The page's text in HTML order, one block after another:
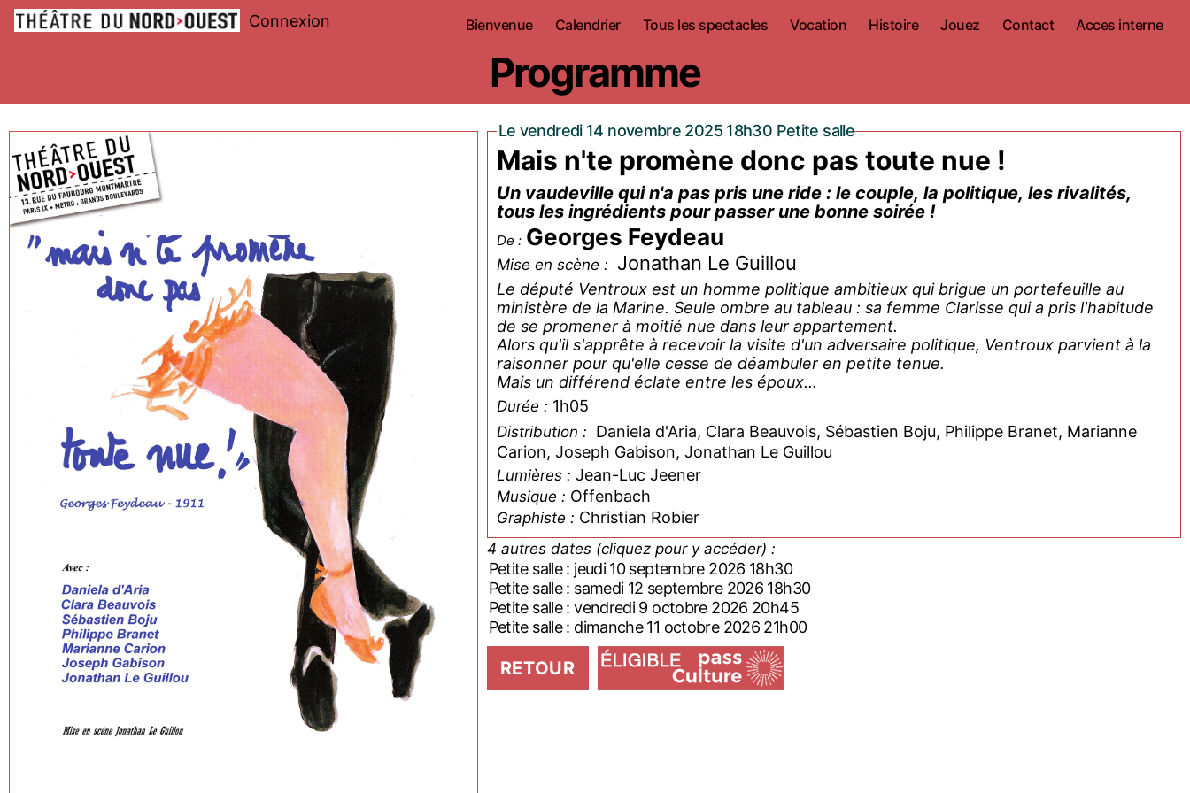
Connexion Bienvenue Calendrier Tous les spectacles Vocation Histoire Jouez Contact Acces interne
Programme
Le vendredi 14 novembre 2025 18h30 Petite salle
Mais n'te promène donc pas toute nue !
Un vaudeville qui n'a pas pris une ride : le couple, la politique, les rivalités,
tous les ingrédients pour passer une bonne soirée !
De : Georges Feydeau
Mise en scène : Jonathan Le Guillou
Le député Ventroux est un homme politique ambitieux qui brigue un portefeuille au
ministère de la Marine. Seule ombre au tableau : sa femme Clarisse qui a pris l'habitude
de se promener à moitié nue dans leur appartement.
Alors qu'il s'apprête à recevoir la visite d'un adversaire politique, Ventroux parvient à la
raisonner pour qu'elle cesse de déambuler en petite tenue.
Mais un différend éclate entre les époux...
Durée : 1h05
Distribution : Daniela d'Aria, Clara Beauvois, Sébastien Boju, Philippe Branet, Marianne
Carion, Joseph Gabison, Jonathan Le Guillou
Lumières : Jean-Luc Jeener
Musique : Offenbach
Graphiste : Christian Robier
4 autres dates (cliquez pour y accéder) :
Petite salle : jeudi 10 septembre 2026 18h30
Petite salle : samedi 12 septembre 2026 18h30
Petite salle : vendredi 9 octobre 2026 20h45
Petite salle : dimanche 11 octobre 2026 21h00